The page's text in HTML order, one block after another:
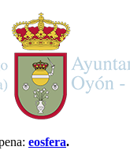
eosfera.